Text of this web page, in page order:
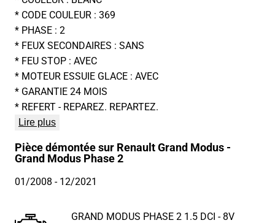
* CODE COULEUR : 369
* PHASE : 2
* FEUX SECONDAIRES : SANS
* FEU STOP : AVEC
* MOTEUR ESSUIE GLACE : AVEC
* GARANTIE 24 MOIS
* REFERT - REPAREZ. REPARTEZ.
Lire plus
Pièce démontée sur Renault Grand Modus -
Grand Modus Phase 2
01/2008- 12/2021
GRAND MODUS PHASE 2 1.5 DCI - 8V